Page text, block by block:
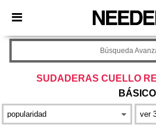
× App de Needen
¡Mejores precios en app!
SUDADERAS CUELLO
Búsqueda